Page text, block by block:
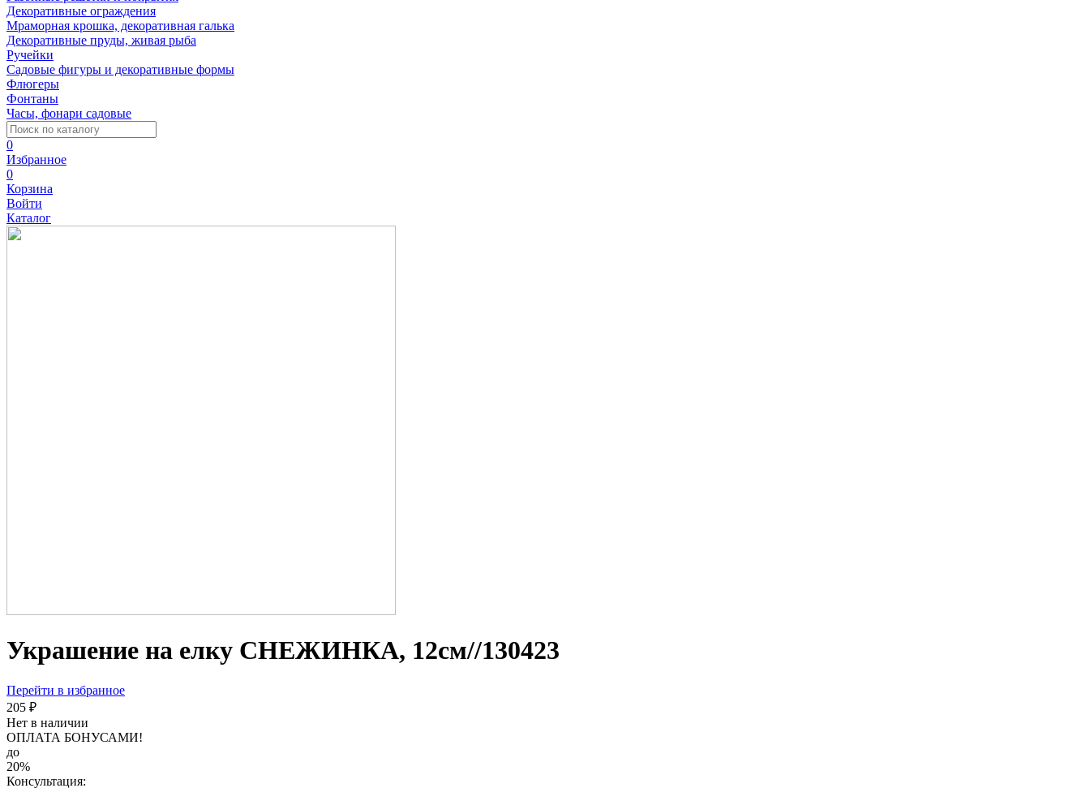
Декоративные ограждения
Мраморная крошка, декоративная галька
Декоративные пруды, живая рыба
Ручейки
Садовые фигуры и декоративные формы
Флюгеры
Фонтаны
Часы, фонари садовые
0
Избранное
0
Корзина
Войти
Каталог
Украшение на елку СНЕЖИНКА, 12см//130423
Перейти в избранное
205 ₽
Нет в наличии
ОПЛАТА БОНУСАМИ!
до
20%
Консультация: